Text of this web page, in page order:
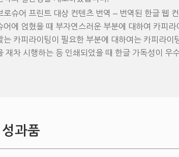
로슈어 프린트 대상 컨텐츠 번역 – 번역된 한글 웹
어에 얹혔을 때 부자연스러운 부분에 대하여 카피
는 카피라이팅이 필요한 부분에 대하여는 카피라이
재차 시행하는 등 인쇄되었을 때 한글 가독성이 우
성과품